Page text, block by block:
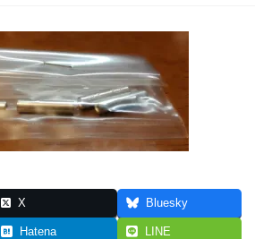
X Bluesky
Hatena LINE